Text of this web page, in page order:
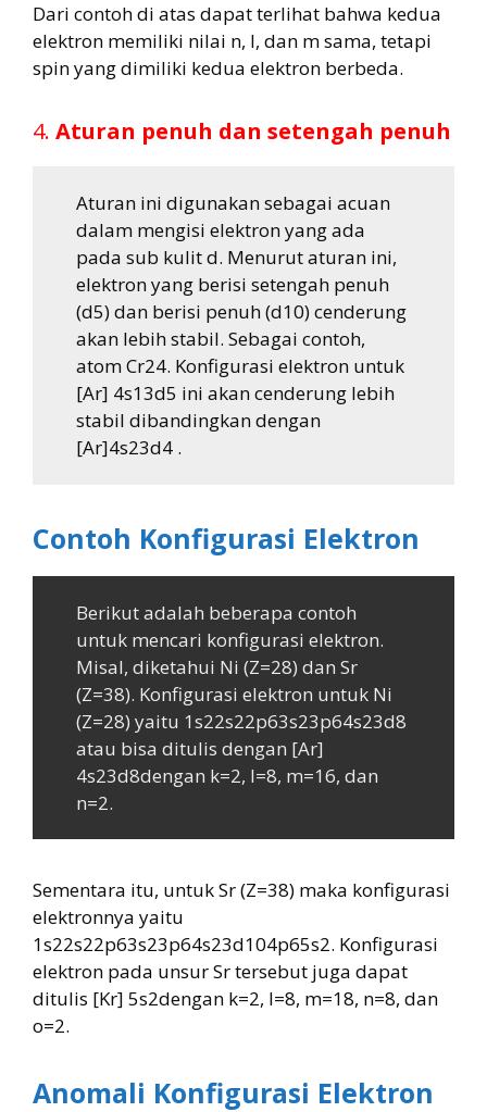
Dari contoh di atas dapat terlihat bahwa kedua
elektron memiliki nilai n, l, dan m sama, tetapi
spin yang dimiliki kedua elektron berbeda.
4. Aturan penuh dan setengah penuh
Aturan ini digunakan sebagai acuan
dalam mengisi elektron yang ada
pada sub kulit d. Menurut aturan ini,
elektron yang berisi setengah penuh
(d5) dan berisi penuh (d10) cenderung
akan lebih stabil. Sebagai contoh,
atom Cr24. Konfigurasi elektron untuk
[Ar] 4s13d5 ini akan cenderung lebih
stabil dibandingkan dengan
[Ar]4s23d4 .
Contoh Konfigurasi Elektron
Berikut adalah beberapa contoh
untuk mencari konfigurasi elektron.
Misal, diketahui Ni (Z=28) dan Sr
(Z=38). Konfigurasi elektron untuk Ni
(Z=28) yaitu 1s22s22p63s23p64s23d8
atau bisa ditulis dengan [Ar]
4s23d8dengan k=2, l=8, m=16, dan
n=2.
Sementara itu, untuk Sr (Z=38) maka konfigurasi
elektronnya yaitu
1s22s22p63s23p64s23d104p65s2. Konfigurasi
elektron pada unsur Sr tersebut juga dapat
ditulis [Kr] 5s2dengan k=2, l=8, m=18, n=8, dan
o=2.
Anomali Konfigurasi Elektron